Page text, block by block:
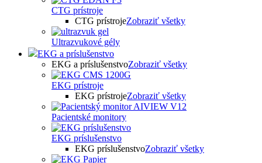
CTG prístroje
CTG prístrojeZobraziť všetky
Ultrazvukové gély
EKG a príslušenstvo
EKG a príslušenstvoZobraziť všetky
EKG prístroje
EKG prístrojeZobraziť všetky
Pacientské monitory
EKG príslušenstvo
EKG príslušenstvoZobraziť všetky